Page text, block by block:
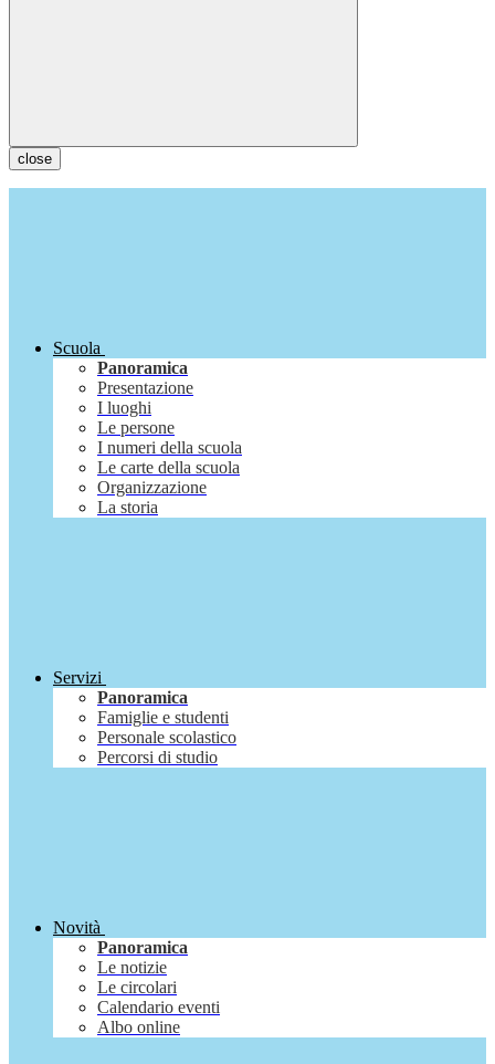
close
Scuola
Panoramica
Presentazione
I luoghi
Le persone
I numeri della scuola
Le carte della scuola
Organizzazione
La storia
Servizi
Panoramica
Famiglie e studenti
Personale scolastico
Percorsi di studio
Novità
Panoramica
Le notizie
Le circolari
Calendario eventi
Albo online